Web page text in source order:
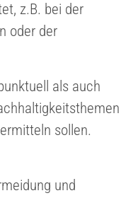
z.B. bei der
oder der
als auch
sollen.
und